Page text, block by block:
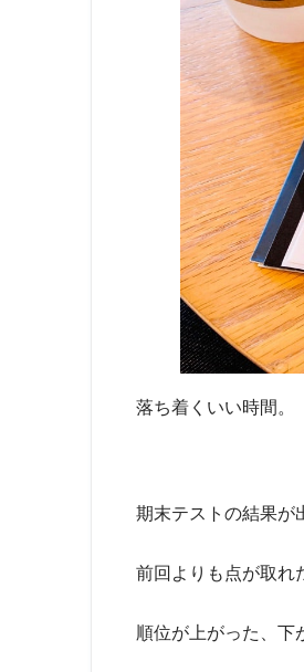
落ち着くいい時間。
期末テストの結果が
前回よりも点が取れ
順位が上がった、下